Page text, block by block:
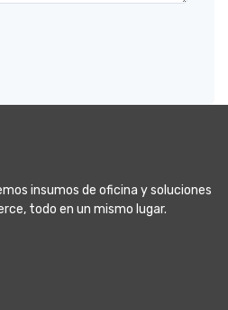
insumos de oficina y soluciones
todo en un mismo lugar.